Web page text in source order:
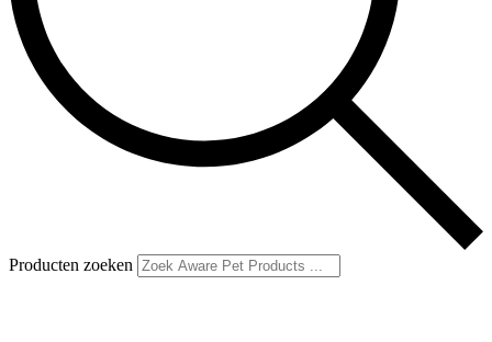
Producten zoeken